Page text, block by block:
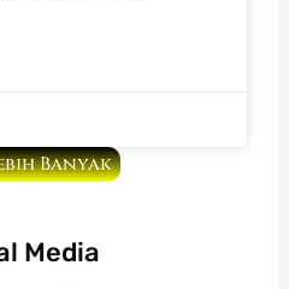
Banyak
Media